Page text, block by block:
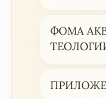
ФОМА